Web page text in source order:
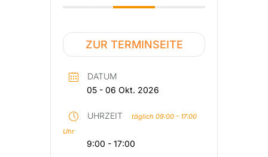
ZUR TERMINSEITE
DATUM
05 - 06 Okt. 2026
UHRZEIT
täglich 09:00 - 17:00
Uhr
9:00 - 17:00